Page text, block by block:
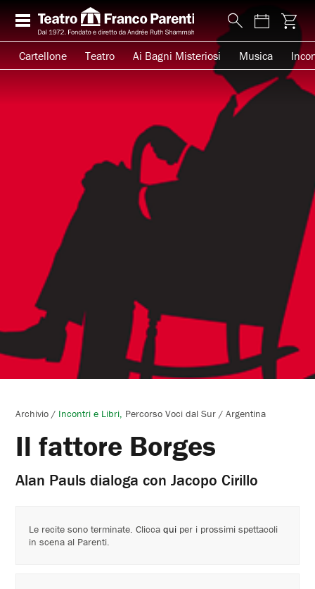
Cartellone Teatro Ai Bagni Misteriosi Musica
Archivio / Incontri e Libri Percorso Voci dal Sur / Argentina
Il fattore Borges
Alan Pauls dialoga con Jacopo Cirillo
Le recite sono terminate. Cliccaqui per i prossimi spettacoli
in scena al Parenti.